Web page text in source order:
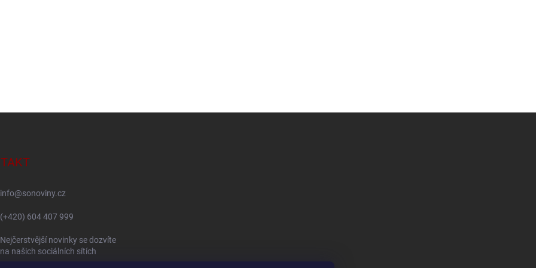
info@sonoviny.cz
(+420) 604 407 999
Nejčerstvější novinky se dozvíte
na našich sociálních sítích